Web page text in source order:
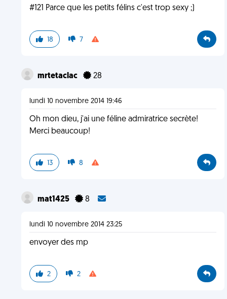
#121 Parce que les petits félins c'est trop sexy ;)
18 7
mrtetaclac 28
lundi 10 novembre 2014 19:46
Oh mon dieu, j'ai une féline admiratrice secrète!
Merci beaucoup!
13 8
mat1425 8
lundi 10 novembre 2014 23:25
envoyer des mp
2 2